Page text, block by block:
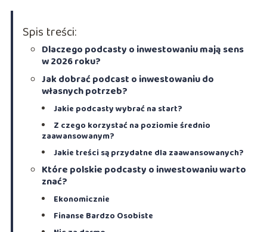
Spis treści:
Dlaczego podcasty o inwestowaniu mają sens
w 2026 roku?
Jak dobrać podcast o inwestowaniu do
własnych potrzeb?
Jakie podcasty wybrać na start?
Z czego korzystać na poziomie średnio
zaawansowanym?
Jakie treści są przydatne dla zaawansowanych?
Które polskie podcasty o inwestowaniu warto
znać?
Ekonomicznie
Finanse Bardzo Osobiste